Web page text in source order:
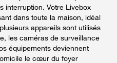
interruption. Votre Livebox
dans toute la maison, idéal
appareils sont utilisés
les caméras de surveillance
équipements deviennent
le cœur du foyer